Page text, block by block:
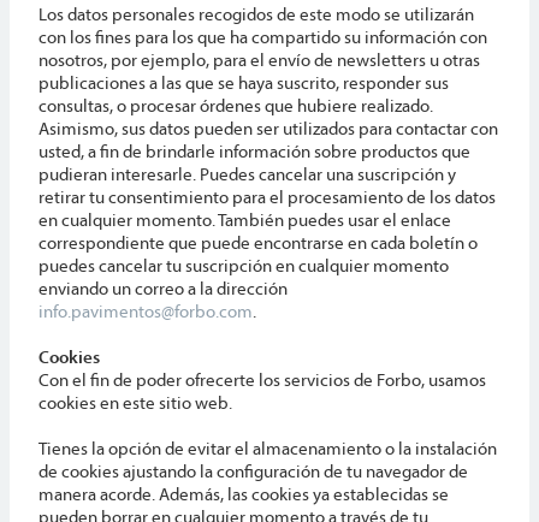
Los datos personales recogidos de este modo se utilizarán
con los fines para los que ha compartido su información con
nosotros, por ejemplo, para el envío de newsletters u otras
publicaciones a las que se haya suscrito, responder sus
consultas, o procesar órdenes que hubiere realizado.
Asimismo, sus datos pueden ser utilizados para contactar con
usted, a fin de brindarle información sobre productos que
pudieran interesarle. Puedes cancelar una suscripción y
retirar tu consentimiento para el procesamiento de los datos
en cualquier momento. También puedes usar el enlace
correspondiente que puede encontrarse en cada boletín o
puedes cancelar tu suscripción en cualquier momento
enviando un correo a la dirección
info.pavimentos@forbo.com
Cookies
Con el fin de poder ofrecerte los servicios de Forbo, usamos
cookies en este sitio web.
Tienes la opción de evitar el almacenamiento o la instalación
de cookies ajustando la configuración de tu navegador de
manera acorde. Además, las cookies ya establecidas se
pueden borrar en cualquier momento a través de tu